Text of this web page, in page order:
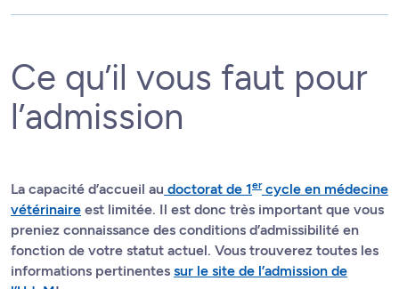
Ce qu’il vous faut pour
l’admission
La capacité d’accueil au doctorat de 1ercycle en médecine
vétérinaire est limitée. Il est donc très important que vous
preniez connaissance des conditions d’admissibilité en
fonction de votre statut actuel. Vous trouverez toutes les
informations pertinentes sur le site de l’admission de